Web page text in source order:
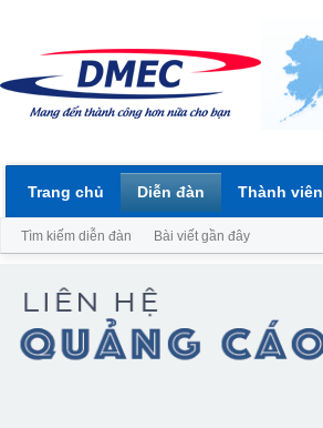
Trang chủ Diễn đàn
Tìm kiếm diễn đàn Bài viết gần đây
Thành viên